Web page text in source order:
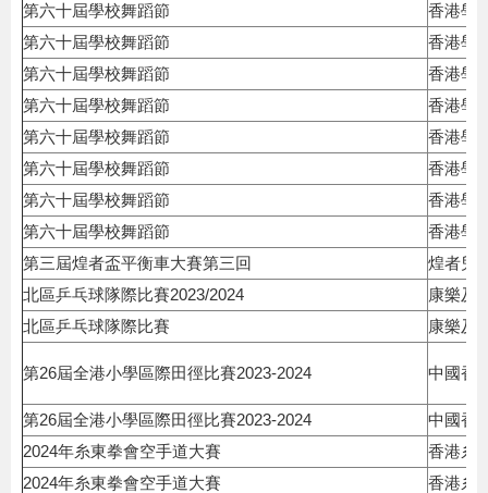
第六十屆學校舞蹈節
香港學
第六十屆學校舞蹈節
香港學
第六十屆學校舞蹈節
香港學
第六十屆學校舞蹈節
香港學
第六十屆學校舞蹈節
香港學
第六十屆學校舞蹈節
香港學
第六十屆學校舞蹈節
香港學
第六十屆學校舞蹈節
香港學
第三屆煌者盃平衡車大賽第三回
煌者兒
北區乒乓球隊際比賽2023/2024
康樂及
北區乒乓球隊際比賽
康樂及
第26屆全港小學區際田徑比賽2023-2024 中國香
第26屆全港小學區際田徑比賽2023-2024
中國香
2024年糸東拳會空手道大賽
香港糸
2024年糸東拳會空手道大賽
香港糸